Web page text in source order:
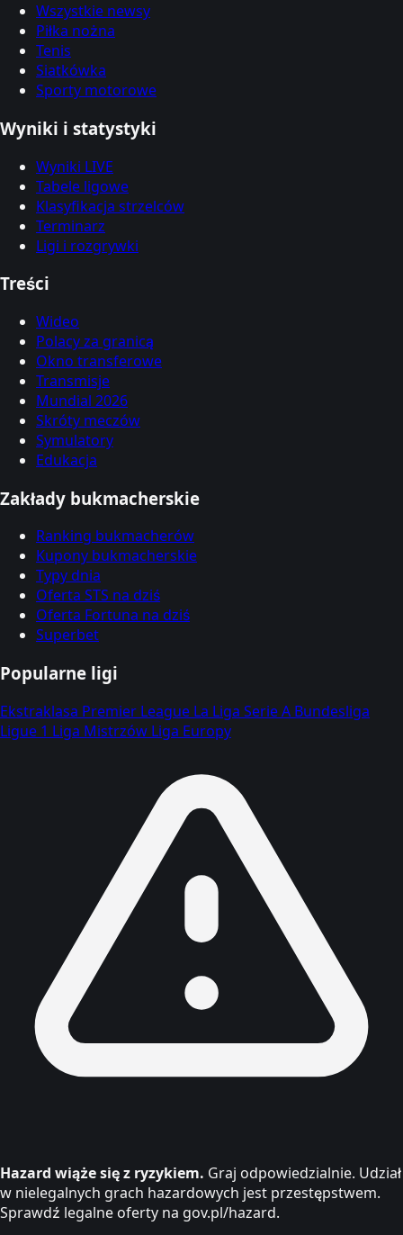
Wszystkie newsy
Piłka nożna
Tenis
Siatkówka
Sporty motorowe
Wyniki i statystyki
Wyniki LIVE
Tabele ligowe
Klasyfikacja strzelców
Terminarz
Ligi i rozgrywki
Treści
Wideo
Polacy za granicą
Okno transferowe
Transmisje
Mundial 2026
Skróty meczów
Symulatory
Edukacja
Zakłady bukmacherskie
Ranking bukmacherów
Kupony bukmacherskie
Typy dnia
Oferta STS na dziś
Oferta Fortuna na dziś
Superbet
Popularne ligi
Ekstraklasa Premier League La Liga Serie A Bundesliga
Ligue 1 Liga Mistrzów Liga Europy
Hazard wiąże się z ryzykiem. Graj odpowiedzialnie. Udział
w nielegalnych grach hazardowych jest przestępstwem.
Sprawdź legalne oferty na gov.pl/hazard.